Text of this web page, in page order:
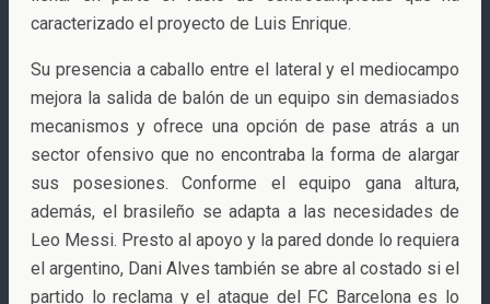
caracterizado el proyecto de Luis Enrique.
Su presencia a caballo entre el lateral y el mediocampo
mejora la salida de balón de un equipo sin demasiados
mecanismos y ofrece una opción de pase atrás a un
sector ofensivo que no encontraba la forma de alargar
sus posesiones. Conforme el equipo gana altura,
además, el brasileño se adapta a las necesidades de
Leo Messi. Presto al apoyo y la pared donde lo requiera
el argentino, Dani Alves también se abre al costado si el
partido lo reclama y el ataque del FC Barcelona es lo